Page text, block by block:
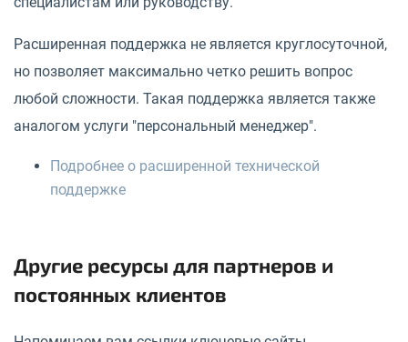
Расширенная поддержка не является круглосуточной,
но позволяет максимально четко решить вопрос
любой сложности. Такая поддержка является также
аналогом услуги "персональный менеджер".
Подробнее о расширенной технической
поддержке
Другие ресурсы для партнеров и
постоянных клиентов